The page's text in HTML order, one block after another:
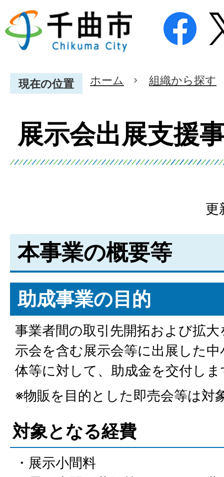
現在の位置 ホーム 組織から探す
展示会出展支援
更
本事業の概要等
助成事業の目的
事業者間の取引先開拓および拡
示会を含む展示会等に出展した
体等に対して、助成金を交付し
※物販を目的とした即売会等は対
対象となる経費
・展示小間料